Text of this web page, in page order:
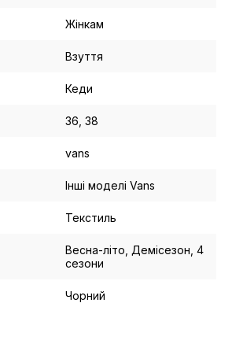
Жінкам
Взуття
Кеди
36, 38
vans
Інші моделі Vans
Текстиль
Весна-літо, Демісезон, 4
сезони
Чорний